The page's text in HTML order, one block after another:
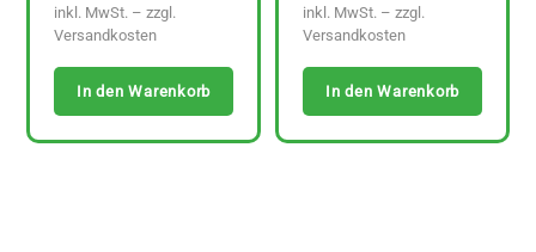
inkl. MwSt. – zzgl.
Versandkosten
In den Warenkorb
inkl. MwSt. – zzgl.
Versandkosten
In den Warenkorb